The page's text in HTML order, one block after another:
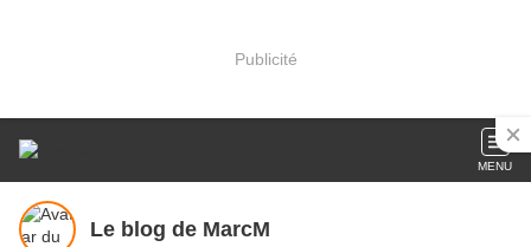
Publicité
MENU
Le blog de MarcM